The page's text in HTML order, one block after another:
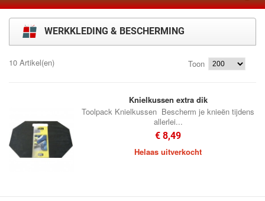
WERKKLEDING & BESCHERMING
10 Artikel(en) Toon
Knielkussen extra dik
Toolpack Knielkussen Bescherm je knieën tijdens
allerlei...
€ 8,49
Helaas uitverkocht